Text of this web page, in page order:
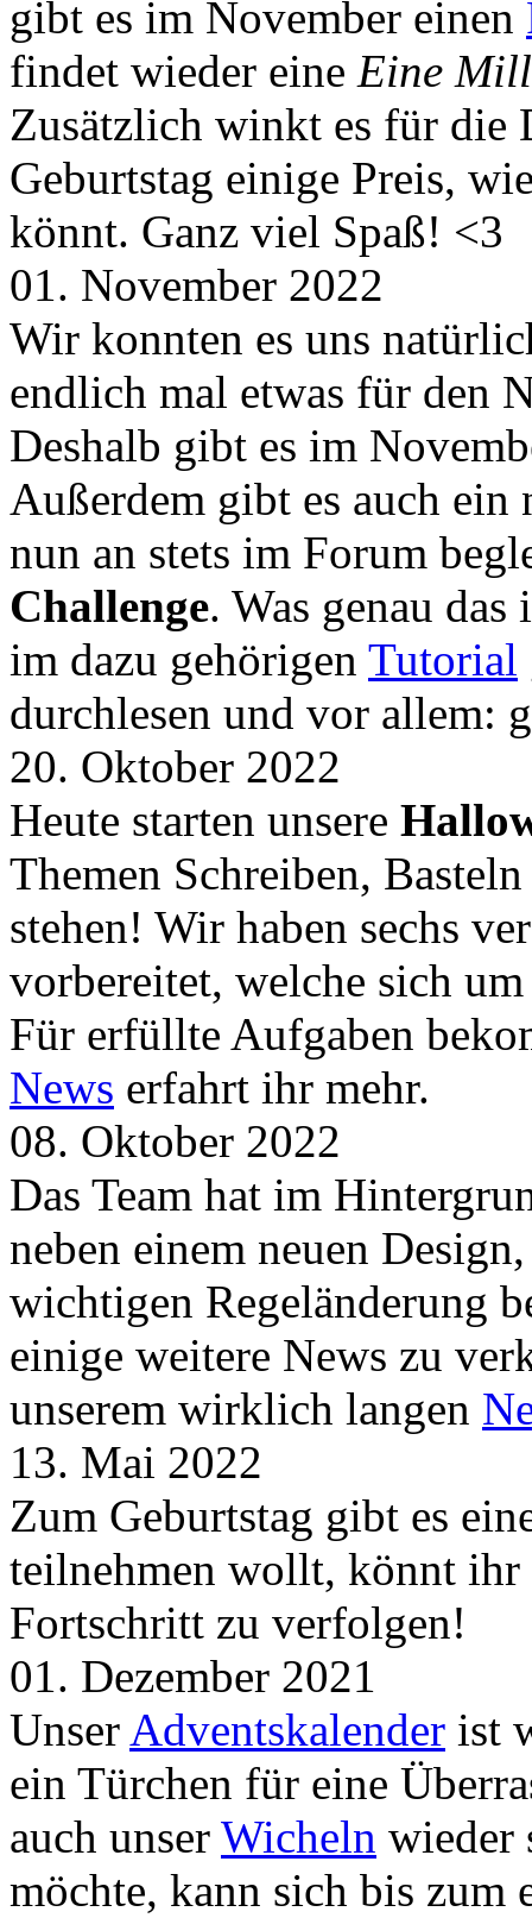
gibt es im November einen
findet wieder eine Eine
Zusätzlich winkt es für die
Geburtstag einige Preis,
könnt. Ganz viel Spaß! <3
01. November 2022
Wir konnten es uns
endlich mal etwas für den
Deshalb gibt es im
Außerdem gibt es auch ein
nun an stets im Forum
Challenge. Was genau
im dazu gehörigen Tutorial
durchlesen und vor allem:
20. Oktober 2022
Heute starten unsere
Themen Schreiben,
stehen! Wir haben sechs
vorbereitet, welche sich
Für erfüllte Aufgaben
News erfahrt ihr mehr.
08. Oktober 2022
Das Team hat im
neben einem neuen
wichtigen Regeländerung
einige weitere News zu
unserem wirklich langen
13. Mai 2022
Zum Geburtstag gibt es
teilnehmen wollt, könnt
Fortschritt zu verfolgen!
01. Dezember 2021
Unser Adventskalender ist
ein Türchen für eine
auch unser Wicheln wieder
möchte, kann sich bis